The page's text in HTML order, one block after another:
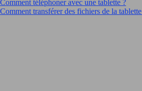
Comment téléphoner avec une tablette ?
Comment transférer des fichiers de la